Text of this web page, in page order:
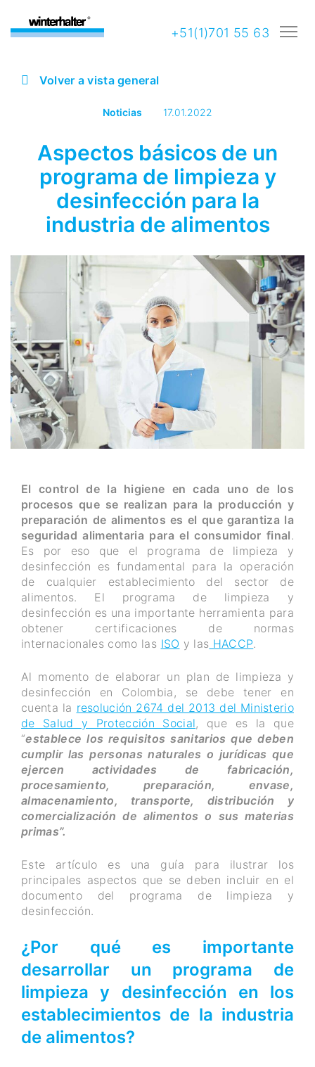
+51(1)701 55 63
Volver a vista general
Noticias 17.01.2022
Aspectos básicos de un
programa de limpieza y
desinfección para la
industria de alimentos
El control de la higiene en cada uno de los
procesos que se realizan para la producción y
preparación de alimentos es el que garantiza la
seguridad alimentaria para el consumidor final.
Es por eso que el programa de limpieza y
desinfección es fundamental para la operación
de cualquier establecimiento del sector de
alimentos. El programa de limpieza y
desinfección es una importante herramienta para
obtener certificaciones de normas
internacionales como las ISO y las HACCP.
Al momento de elaborar un plan de limpieza y
desinfección en Colombia, se debe tener en
cuenta la resolución 2674 del 2013 del Ministerio
de Salud y Protección Social, que es la que
“establece los requisitos sanitarios que deben
cumplir las personas naturales o jurídicas que
ejercen actividades de fabricación,
procesamiento, preparación, envase,
almacenamiento, transporte, distribución y
comercialización de alimentos o sus materias
primas”.
Este artículo es una guía para ilustrar los
principales aspectos que se deben incluir en el
documento del programa de limpieza y
desinfección.
¿Por qué es importante
desarrollar un programa de
limpieza y desinfección en los
establecimientos de la industria
de alimentos?